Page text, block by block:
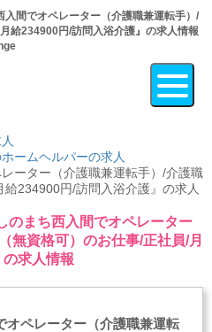
間でオペレーター（介護職兼運転手）/
給234900円/訪問入浴介護』の求人情報
ームヘルパーの求人
ーター（介護職兼運転手）/介護職
給234900円/訪問入浴介護』の求人
のまち西入間でオペレーター
無資格可）のお仕事/正社員/月
求人情報
オペレーター（介護職兼運転